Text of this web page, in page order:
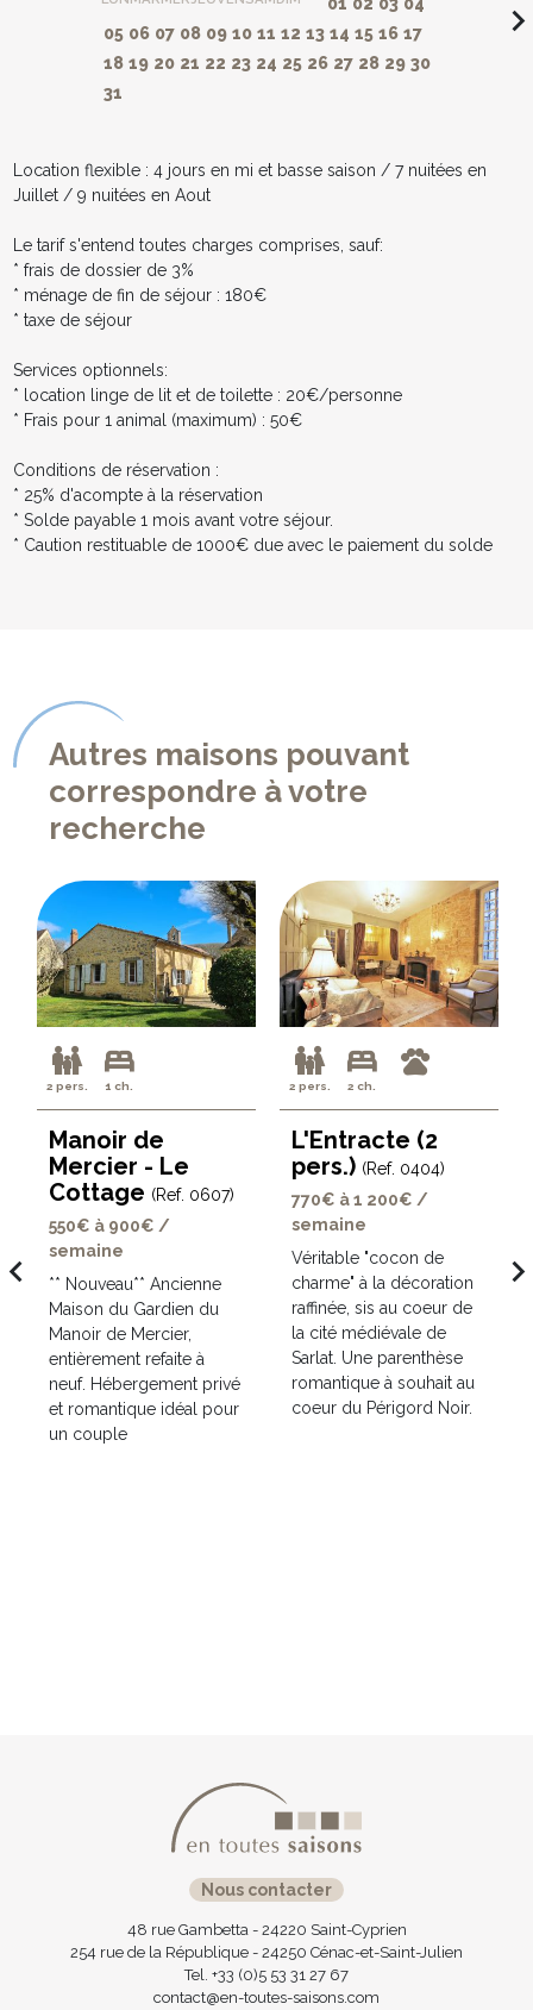
05 06 07 08 09 10 11 12 13 14 15 16 17
18 19 20 21 22 23 24 25 26 27 28 29 30
31
Location flexible : 4 jours en mi et basse saison / 7 nuitées en
Juillet / 9 nuitées en Aout
Le tarif s'entend toutes charges comprises, sauf:
* frais de dossier de 3%
* ménage de fin de séjour : 180€
* taxe de séjour
Services optionnels:
* location linge de lit et de toilette : 20€/personne
* Frais pour 1 animal (maximum) : 50€
Conditions de réservation :
* 25% d'acompte à la réservation
* Solde payable 1 mois avant votre séjour.
* Caution restituable de 1000€ due avec le paiement du solde
Autres maisons pouvant
correspondre à votre
recherche
2 pers. 1 ch.
Manoir de
Mercier - Le
Cottage (Ref. 0607)
550€ à 900€ /
semaine
** Nouveau** Ancienne
Maison du Gardien du
Manoir de Mercier,
entièrement refaite à
neuf. Hébergement privé
et romantique idéal pour
un couple
2 pers. 2 ch.
L'Entracte (2
pers.) (Ref. 0404)
770€ à 1 200€ /
semaine
Véritable "cocon de
charme" à la décoration
raffinée, sis au coeur de
la cité médiévale de
Sarlat. Une parenthèse
romantique à souhait au
coeur du Périgord Noir.
Nous contacter
48 rue Gambetta - 24220 Saint-Cyprien
254 rue de la République - 24250 Cénac-et-Saint-Julien
Tel. +33 (0)5 53 31 27 67
contact@en-toutes-saisons.com